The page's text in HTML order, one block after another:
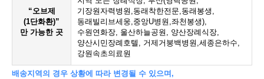
“오브제
(1단화환)”
만 가능한 곳
기장원자력병원,동래착한전문,동래봉생,
동래빌리브세웅,중앙U병원,좌천봉생),
수원연화장, 울산하늘공원, 양산장례식장,
양산시민장례호텔, 거제거붕백병원,세종은하수,
강원속초의료원
배송지역의 경우 상황에 따라 변경될 수 있으며,